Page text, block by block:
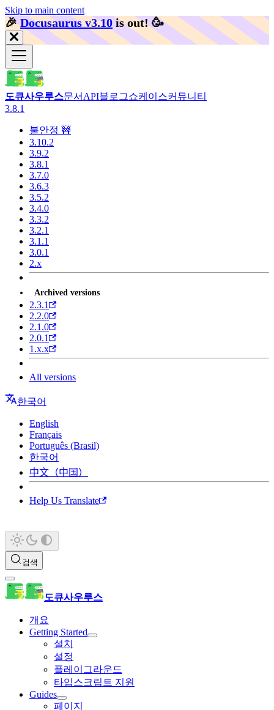
Skip to main content
🎉️Docusaurus v3.10 is out! 🥳️
도큐사우루스문서 API블로그쇼케이스커뮤니티
3.8.1
불안정 🚧
3.10.2
3.9.2
3.8.1
3.7.0
3.6.3
3.5.2
3.4.0
3.3.2
3.2.1
3.1.1
3.0.1
2.x
Archived versions
2.3.1
2.2.0
2.1.0
2.0.1
1.x.x
All versions
한국어
English
Français
Português (Brasil)
한국어
中文（中国）
Help Us Translate
검색
도큐사우루스
개요
Getting Started
설치
설정
플레이그라운드
타입스크립트 지원
Guides
페이지